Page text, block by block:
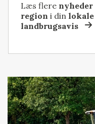
Læs flere
region i dinlokale
landbrugsavis